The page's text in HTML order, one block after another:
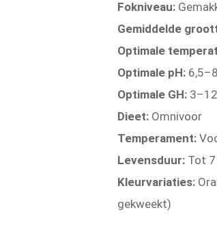
Fokniveau:
Gemiddelde
Optimale
Optimale pH:
Optimale GH: 3–12
Dieet: Omnivoor
Temperament:
Levensduur: Tot
Kleurvariaties:
gekweekt)